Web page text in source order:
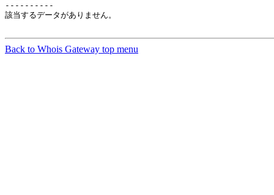
----------
該当するデータがありません。
Back to Whois Gateway top menu